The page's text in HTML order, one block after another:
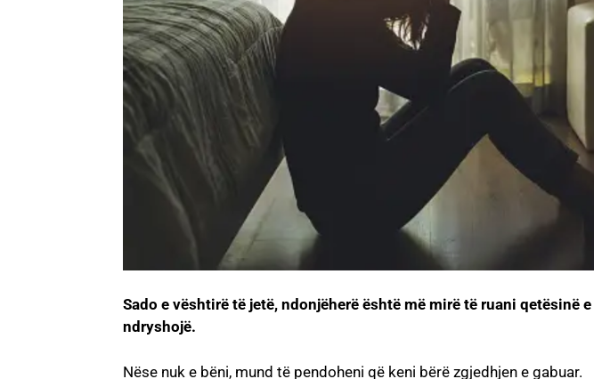
Sado e vështirë të jetë, ndonjëherë është më mirë të ruani qetësinë
ndryshojë.
Nëse nuk e bëni, mund të pendoheni që keni bërë zgjedhjen e gabuar.